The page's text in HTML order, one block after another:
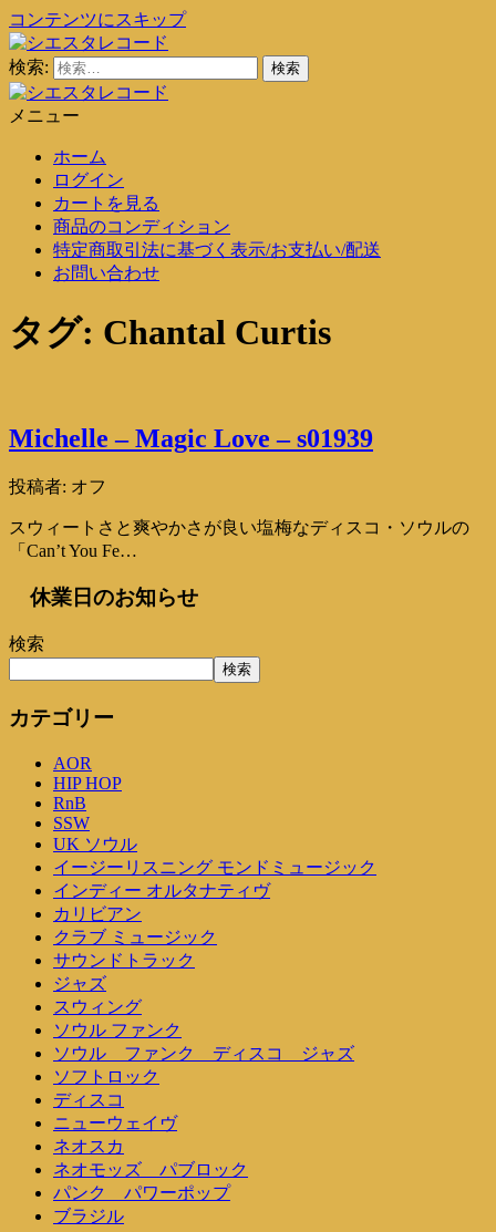
コンテンツにスキップ
シエスタレコード
中古レコード通販
検索:
メニュー
ホーム
ログイン
カートを見る
商品のコンディション
特定商取引法に基づく表示/お支払い/配送
お問い合わせ
タグ: Chantal Curtis
Michelle – Magic Love – s01939
投稿者: オフ
スウィートさと爽やかさが良い塩梅なディスコ・ソウルの
「Can’t You Fe…
休業日のお知らせ
検索
検索
カテゴリー
AOR
HIP HOP
RnB
SSW
UK ソウル
イージーリスニング モンドミュージック
インディー オルタナティヴ
カリビアン
クラブ ミュージック
サウンドトラック
ジャズ
スウィング
ソウル ファンク
ソウル ファンク ディスコ ジャズ
ソフトロック
ディスコ
ニューウェイヴ
ネオスカ
ネオモッズ パブロック
パンク パワーポップ
ブラジル